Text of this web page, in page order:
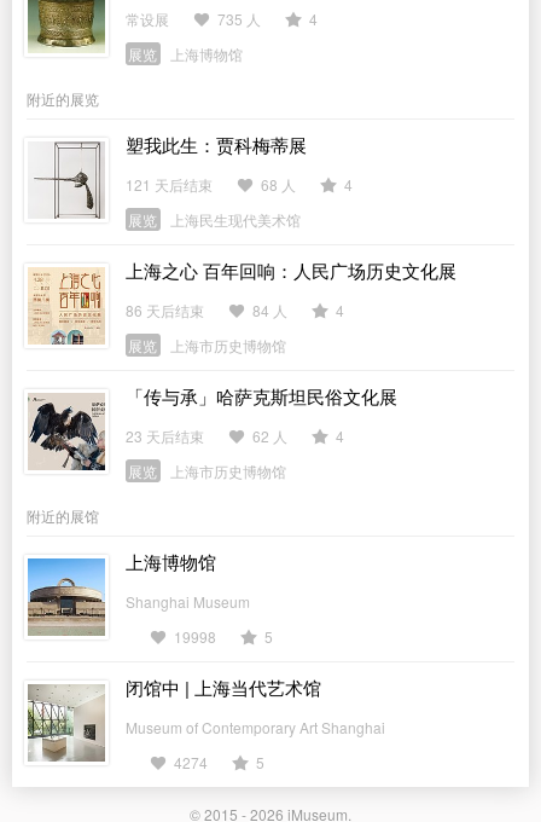
常设展 735 人
4
展览
上海博物馆
附近的展览
塑我此生：贾科梅蒂展
121 天后结束 68 人
4
展览
上海民生现代美术馆
上海之心 百年回响：人民广场历史文化展
86 天后结束 84 人
4
展览
上海市历史博物馆
「传与承」哈萨克斯坦民俗文化展
23 天后结束 62 人
4
展览
上海市历史博物馆
附近的展馆
上海博物馆
Shanghai Museum
19998
5
闭馆中 | 上海当代艺术馆
Museum of Contemporary Art Shanghai
4274
5
© 2015 - 2026 iMuseum